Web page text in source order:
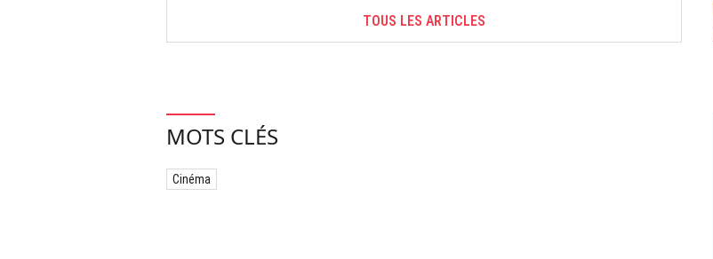
TOUS LES ARTICLES
MOTS CLÉS
Cinéma